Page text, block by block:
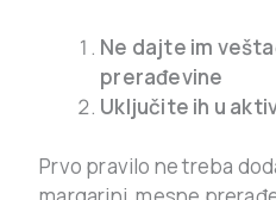
Ne dajte im
prerađevine
Uključite ih u
Prvo pravilo ne treba